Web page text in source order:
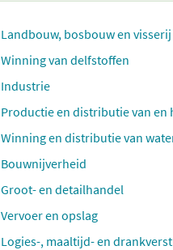
Landbouw, bosbouw en visserij
Winning van delfstoffen
Industrie
Productie en distributie van
Winning en distributie van
Bouwnijverheid
Groot- en detailhandel
Vervoer en opslag
Logies-, maaltijd- en